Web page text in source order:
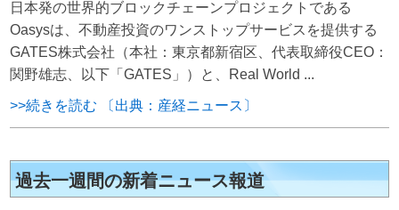
日本発の世界的ブロックチェーンプロジェクトである
Oasysは、不動産投資のワンストップサービスを提供する
GATES株式会社（本社：東京都新宿区、代表取締役CEO：
関野雄志、以下「GATES」）と、Real World ...
>>続きを読む 〔出典：産経ニュース〕
過去一週間の新着ニュース報道